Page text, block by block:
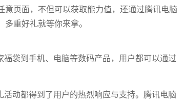
页面，不但可以获取能力值，还通过腾讯电脑
重好礼就等你来拿。
袋到手机、电脑等数码产品，用户都可以通过
动都得到了用户的热烈响应与支持。腾讯电脑